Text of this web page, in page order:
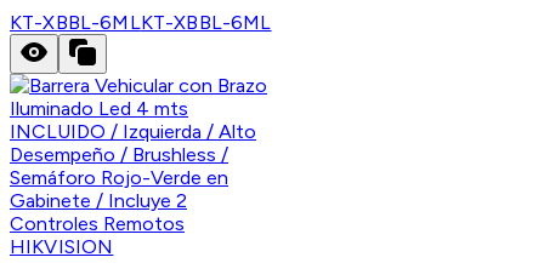
KT-XBBL-6MLKT-XBBL-6ML
HIKVISION